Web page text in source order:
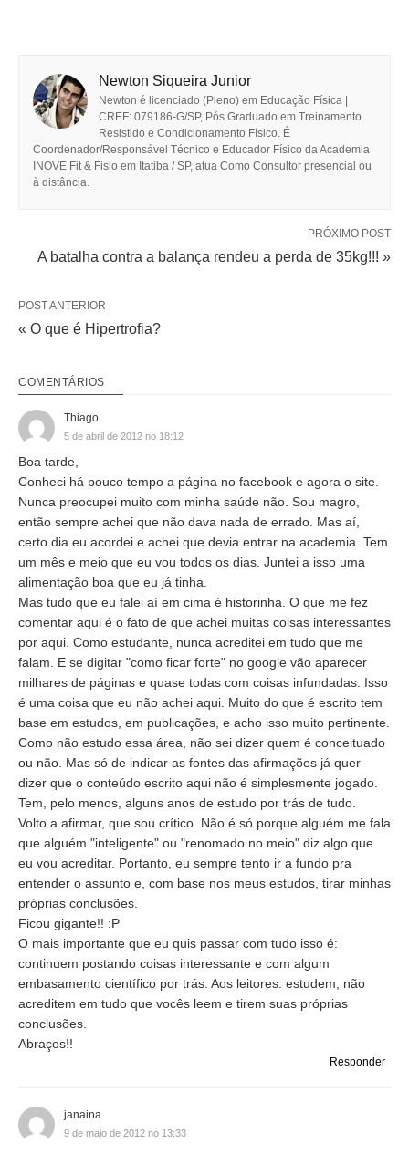
Newton Siqueira Junior
Newton é licenciado (Pleno) em Educação Física |
CREF: 079186-G/SP, Pós Graduado em Treinamento
Resistido e Condicionamento Físico. É
Coordenador/Responsável Técnico e Educador Físico da Academia
INOVE Fit & Fisio em Itatiba / SP, atua Como Consultor presencial ou
à distância.
PRÓXIMO POST
A batalha contra a balança rendeu a perda de 35kg!!! »
POST ANTERIOR
« O que é Hipertrofia?
COMENTÁRIOS
Thiago
5 de abril de 2012 no 18:12
Boa tarde,
Conheci há pouco tempo a página no facebook e agora o site.
Nunca preocupei muito com minha saúde não. Sou magro,
então sempre achei que não dava nada de errado. Mas aí,
certo dia eu acordei e achei que devia entrar na academia. Tem
um mês e meio que eu vou todos os dias. Juntei a isso uma
alimentação boa que eu já tinha.
Mas tudo que eu falei aí em cima é historinha. O que me fez
comentar aqui é o fato de que achei muitas coisas interessantes
por aqui. Como estudante, nunca acreditei em tudo que me
falam. E se digitar "como ficar forte" no google vão aparecer
milhares de páginas e quase todas com coisas infundadas. Isso
é uma coisa que eu não achei aqui. Muito do que é escrito tem
base em estudos, em publicações, e acho isso muito pertinente.
Como não estudo essa área, não sei dizer quem é conceituado
ou não. Mas só de indicar as fontes das afirmações já quer
dizer que o conteúdo escrito aqui não é simplesmente jogado.
Tem, pelo menos, alguns anos de estudo por trás de tudo.
Volto a afirmar, que sou crítico. Não é só porque alguém me fala
que alguém "inteligente" ou "renomado no meio" diz algo que
eu vou acreditar. Portanto, eu sempre tento ir a fundo pra
entender o assunto e, com base nos meus estudos, tirar minhas
próprias conclusões.
Ficou gigante!! :P
O mais importante que eu quis passar com tudo isso é:
continuem postando coisas interessante e com algum
embasamento científico por trás. Aos leitores: estudem, não
acreditem em tudo que vocês leem e tirem suas próprias
conclusões.
Abraços!!
Responder
janaina
9 de maio de 2012 no 13:33